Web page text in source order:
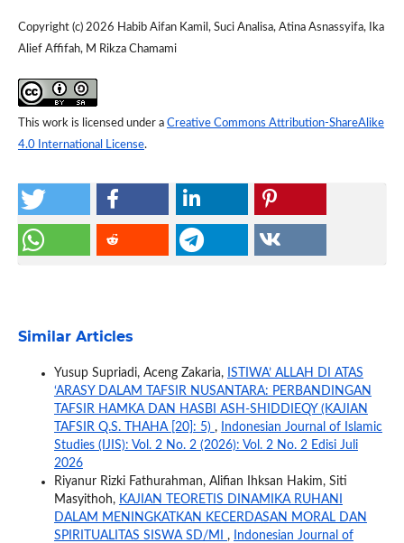
Copyright (c) 2026 Habib Aifan Kamil, Suci Analisa, Atina Asnassyifa, Ika
Alief Affifah, M Rikza Chamami
This work is licensed under a Creative Commons Attribution-ShareAlike
4.0 International License.
Similar Articles
Yusup Supriadi, Aceng Zakaria, ISTIWA’ ALLAH DI ATAS
‘ARASY DALAM TAFSIR NUSANTARA: PERBANDINGAN
TAFSIR HAMKA DAN HASBI ASH-SHIDDIEQY (KAJIAN
TAFSIR Q.S. THAHA [20]: 5) ,
Indonesian Journal of Islamic
Studies (IJIS): Vol. 2 No. 2 (2026): Vol. 2 No. 2 Edisi Juli
2026
Riyanur Rizki Fathurahman, Alifian Ihksan Hakim, Siti
Masyithoh, KAJIAN TEORETIS DINAMIKA RUHANI
DALAM MENINGKATKAN KECERDASAN MORAL DAN
SPIRITUALITAS SISWA SD/MI ,
Indonesian Journal of